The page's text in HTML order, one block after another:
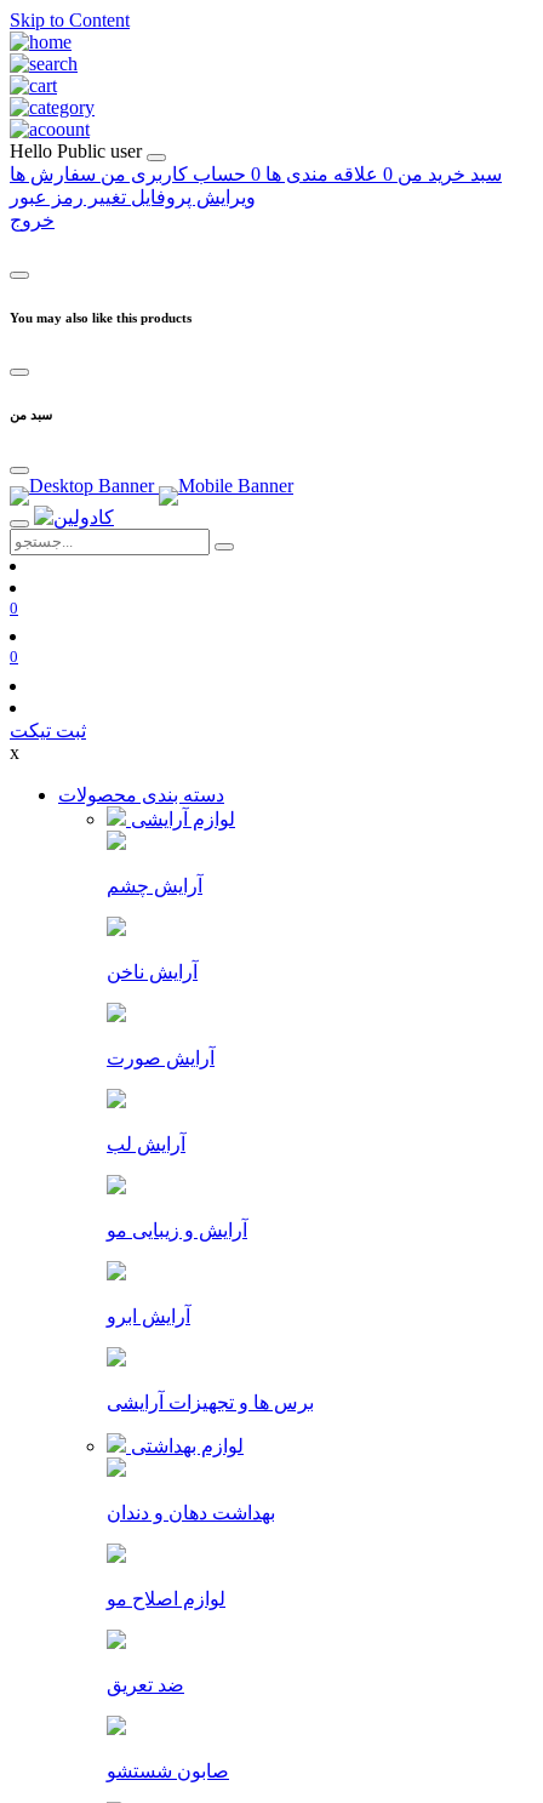
Skip to Content
Hello Public user
سبد خرید من 0 علاقه مندی ها 0 حساب کاربری من سفارش ها
ویرایش پروفایل تغییر رمز عبور
خروج
You may also like this products
سبد من
0
0
ثبت تیکت
x
دسته بندی محصولات
لوازم آرایشی
آرایش چشم
آرایش ناخن
آرایش صورت
آرایش لب
آرایش و زیبایی مو
آرایش ابرو
برس ها و تجهیزات آرایشی
لوازم بهداشتی
بهداشت دهان و دندان
لوازم اصلاح مو
ضد تعریق
صابون شستشو